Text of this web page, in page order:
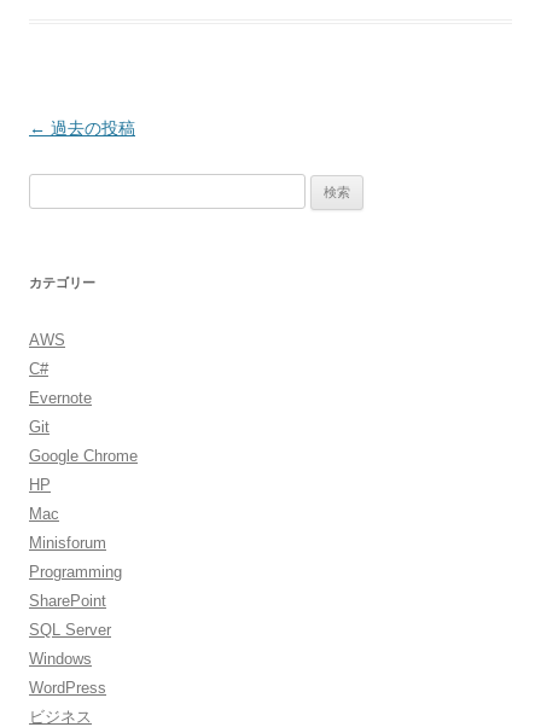
投
シ
ョ
ン
← 過去の投稿
カテゴリー
AWS
C#
Evernote
Git
Google Chrome
HP
Mac
Minisforum
Programming
SharePoint
SQL Server
Windows
WordPress
ビジネス